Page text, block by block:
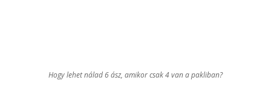
Hogy lehet nálad 6 ász, amikor csak 4 van a pakliban?